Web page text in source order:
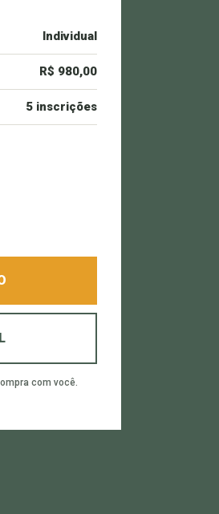
Individual
R$ 980,00
5 inscrições
com você.